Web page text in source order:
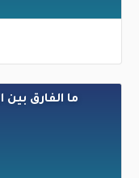
ما الفارق